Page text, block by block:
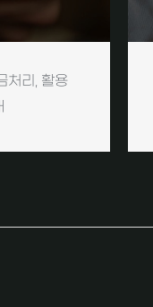
처리, 활용